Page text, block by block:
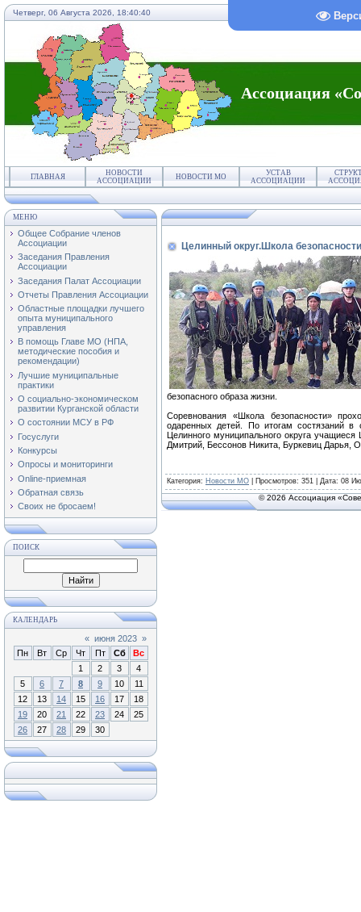
Четверг, 06 Августа 2026, 18:40:40
Ассоциация
ГЛАВНАЯ
НОВОСТИ
АССОЦИАЦИИ
НОВОСТИ МО
УСТАВ
АССОЦИАЦИИ
МЕНЮ
Общее Собрание членов
Ассоциации
Заседания Правления
Ассоциации
Заседания Палат Ассоциации
Отчеты Правления Ассоциации
Областные площадки лучшего
опыта муниципального
управления
В помощь Главе МО (НПА,
методические пособия и
рекомендации)
Лучшие муниципальные
практики
О социально-экономическом
развитии Курганской области
О состоянии МСУ в РФ
Госуслуги
Конкурсы
Опросы и мониторинги
Online-приемная
Обратная связь
Своих не бросаем!
ПОИСК
КАЛЕНДАРЬ
« июня 2023 »
Пн
Вт Ср Чт Пт Сб
Вс
1
2 3
4
5
6 7 8 9 10
11
12
13 14 15 16 17
18
19
20 21 22 23 24
25
26
27 28 29 30
Целинный округ.Школа безопасности
безопасного образа жизни.
Соревнования «Школа безопасности»
одаренных детей. По итогам состязаний в
Целинного муниципального округа
Дмитрий, Бессонов Никита, Буркевиц Дарья,
Категория: Новости МО Просмотров: 351 | Дата: 08
© 2026 Ассоциация